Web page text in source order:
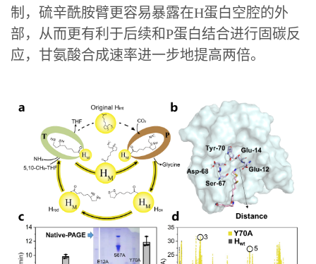
制，硫辛酰胺臂更容易暴露在H蛋白空腔的外
部，从而更有利于后续和P蛋白结合进行固碳反
应，甘氨酸合成速率进一步地提高两倍。